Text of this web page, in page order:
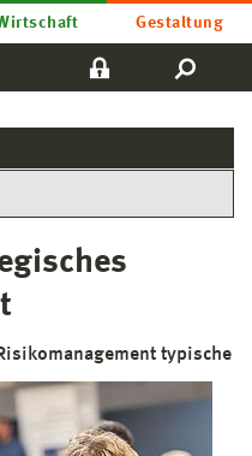
Gestaltung
typische